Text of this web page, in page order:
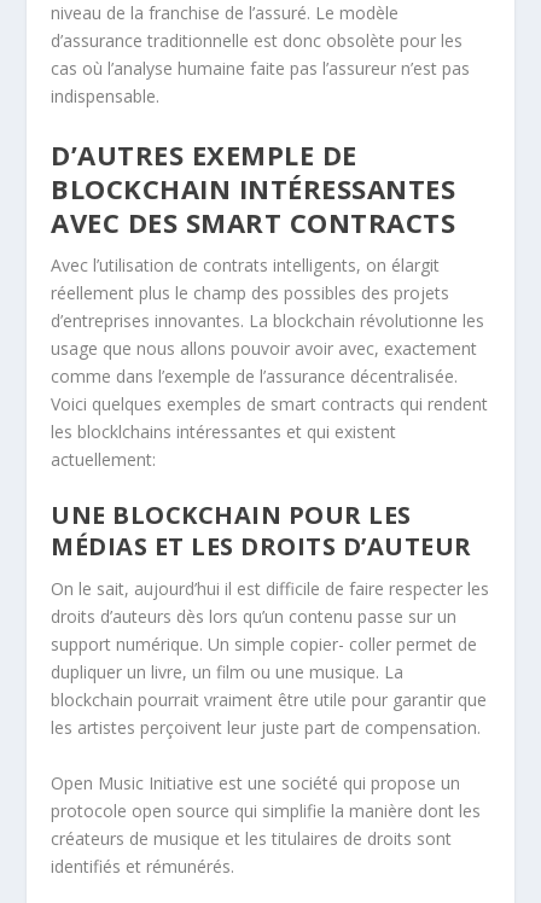
niveau de la franchise de l’assuré. Le modèle
d’assurance traditionnelle est donc obsolète pour les
cas où l’analyse humaine faite pas l’assureur n’est pas
indispensable.
D’AUTRES EXEMPLE DE
BLOCKCHAIN INTÉRESSANTES
AVEC DES SMART CONTRACTS
Avec l’utilisation de contrats intelligents, on élargit
réellement plus le champ des possibles des projets
d’entreprises innovantes. La blockchain révolutionne les
usage que nous allons pouvoir avoir avec, exactement
comme dans l’exemple de l’assurance décentralisée.
Voici quelques exemples de smart contracts qui rendent
les blocklchains intéressantes et qui existent
actuellement:
UNE BLOCKCHAIN POUR LES
MÉDIAS ET LES DROITS D’AUTEUR
On le sait, aujourd’hui il est difficile de faire respecter les
droits d’auteurs dès lors qu’un contenu passe sur un
support numérique. Un simple copier- coller permet de
dupliquer un livre, un film ou une musique. La
blockchain pourrait vraiment être utile pour garantir que
les artistes perçoivent leur juste part de compensation.
Open Music Initiative est une société qui propose un
protocole open source qui simplifie la manière dont les
créateurs de musique et les titulaires de droits sont
identifiés et rémunérés.